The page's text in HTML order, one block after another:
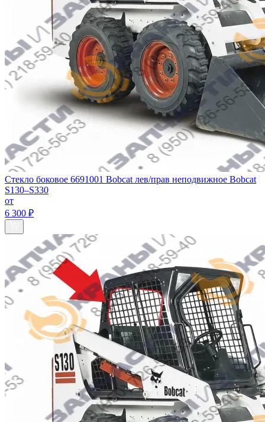
Стекло боковое 6691001 Bobcat лев/прав неподвижное Bobcat
S130–S330
от
6 300 ₽